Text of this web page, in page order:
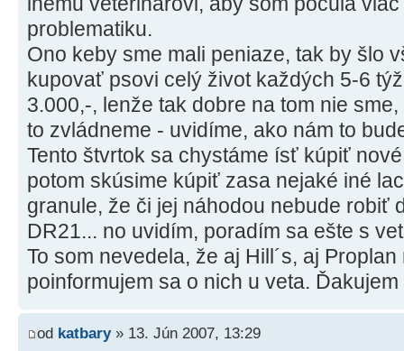
problematiku.
Ono keby sme mali peniaze, tak by šlo
kupovať psovi celý život každých 5-6
3.000,-, lenže tak dobre na tom nie
to zvládneme - uvidíme, ako nám to
Tento štvrtok sa chystáme ísť kúpiť
potom skúsime kúpiť zasa nejaké iné
granule, že či jej náhodou nebude robiť
DR21... no uvidím, poradím sa ešte s
To som nevedela, že aj Hill´s, aj
poinformujem sa o nich u veta. Ďakujem
od katbary» 13. Jún 2007, 13:29